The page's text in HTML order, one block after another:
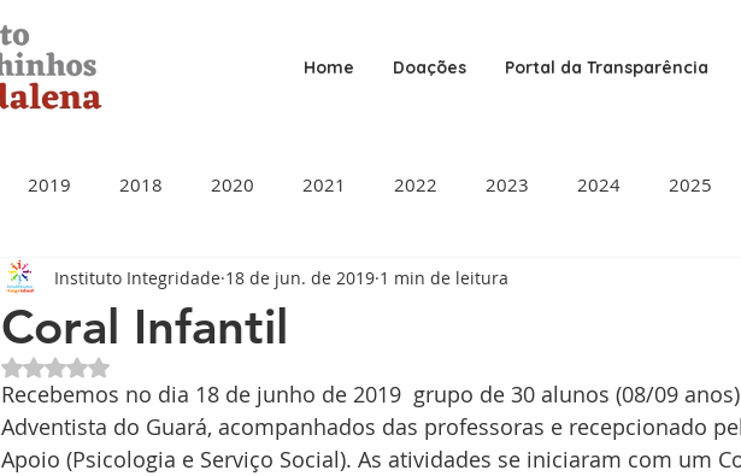
Home Doações Portal da Transparência
2019 2018 2020 2021 2022 2023 2024 2025
Coral Infantil
Instituto Integridade 18 de jun. de 2019 1 min de leitura
Avaliado com NaN de 5 estrelas.
Recebemos no dia 18 de junho de 2019  grupo de 30 alunos (08/09
Adventista do Guará, acompanhados das professoras e recepcionado
Apoio (Psicologia e Serviço Social). As atividades se iniciaram com um